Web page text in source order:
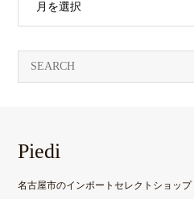
月を選択
Piedi
名古屋市のインポートセレクトショップ